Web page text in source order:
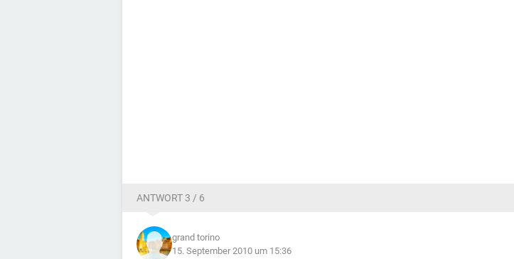
ANTWORT 3 / 6
grand torino
15. September 2010 um 15:36